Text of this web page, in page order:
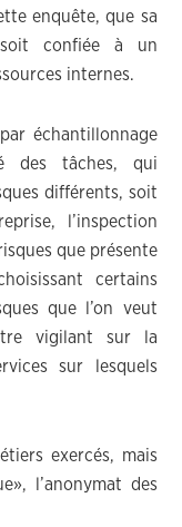
enquête, que sa
confiée à un
internes.
échantillonnage
des tâches, qui
différents, soit
l’inspection
que présente
certains
que l’on veut
vigilant sur la
sur lesquels
exercés, mais
l’anonymat des